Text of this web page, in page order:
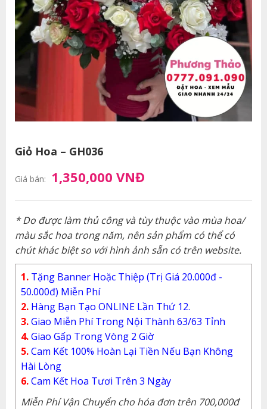
Giỏ Hoa – GH036
Giá bán: 1,350,000 VNĐ
* Do được làm thủ công và tùy thuộc vào mùa hoa/
màu sắc hoa trong năm, nên sản phẩm có thể có
chút khác biệt so với hình ảnh sẵn có trên website.
1. Tặng Banner Hoặc Thiệp (Trị Giá 20.000đ -
50.000đ) Miễn Phí
2. Hàng Bạn Tạo ONLINE Lần Thứ 12.
3.Giao Miễn Phí Trong Nội Thành 63/63 Tỉnh
4.Giao Gấp Trong Vòng 2 Giờ
5.Cam Kết 100% Hoàn Lại Tiền Nếu Bạn Không
Hài Lòng
6.Cam Kết Hoa Tươi Trên 3 Ngày
Miễn Phí Vận Chuyển cho hóa đơn trên 700,000đ